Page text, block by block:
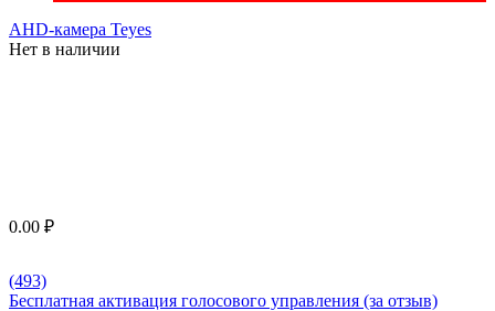
AHD-камера Teyes
Нет в наличии
0.00 ₽
(493)
Бесплатная активация голосового управления (за отзыв)